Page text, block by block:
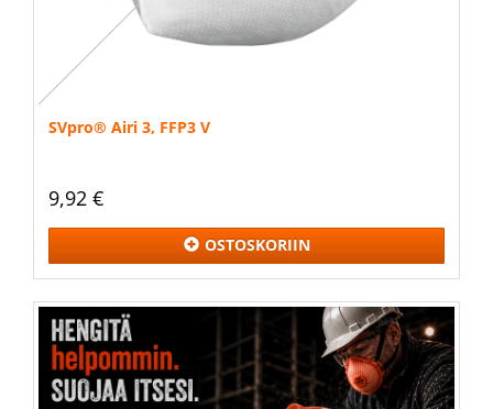
SVpro® Airi 3, FFP3 V
9,92 €
OSTOSKORIIN